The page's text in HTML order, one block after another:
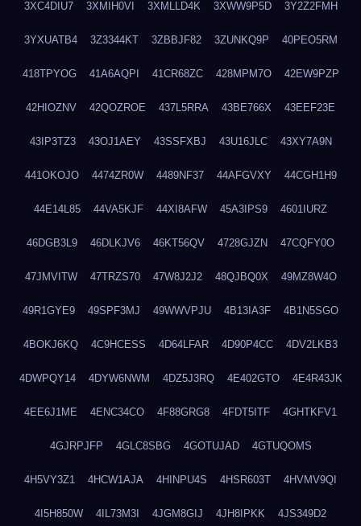
3XC4DIU7 3XMIH0VI 3XMLLD4K 3XWW9P5D 3Y2Z2FMH
3YXUATB4 3Z3344KT 3ZBBJF82 3ZUNKQ9P 40PEO5RM
418TPYOG 41A6AQPI 41CR68ZC 428MPM7O 42EW9PZP
42HIOZNV 42QOZROE 437L5RRA 43BE766X 43EEF23E
43IP3TZ3 43OJ1AEY 43SSFXBJ 43U16JLC 43XY7A9N
441OKOJO 4474ZR0W 4489NF37 44AFGVXY 44CGH1H9
44E14L85 44VA5KJF 44XI8AFW 45A3IPS9 4601IURZ
46DGB3L9 46DLKJV6 46KT56QV 4728GJZN 47CQFY0O
47JMVITW 47TRZS70 47W8J2J2 48QJBQ0X 49MZ8W4O
49R1GYE9 49SPF3MJ 49WWVPJU 4B13IA3F 4B1N5SGO
4BOKJ6KQ 4C9HCESS 4D64LFAR 4D90P4CC 4DV2LKB3
4DWPQY14 4DYW6NWM 4DZ5J3RQ 4E402GTO 4E4R43JK
4EE6J1ME 4ENC34CO 4F88GRG8 4FDT5ITF 4GHTKFV1
4GJRPJFP 4GLC8SBG 4GOTUJAD 4GTUQOMS
4H5VY3Z1 4HCW1AJA 4HINPU4S 4HSR603T 4HVMV9QI
4I5H850W 4IL73M3I 4JGM8GIJ 4JH8IPKK 4JS349D2